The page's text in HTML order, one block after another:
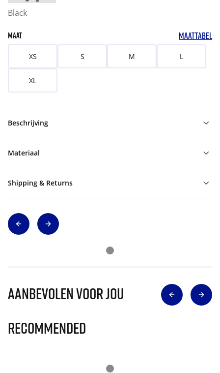
Black
MAAT MAATTABEL
XS S M L
XL
Beschrijving
Materiaal
Shipping & Returns
Aanbevolen voor jou
Recommended